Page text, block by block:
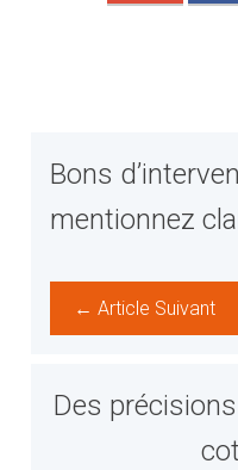
Bons
mentionnez
← Article Suivant
Des